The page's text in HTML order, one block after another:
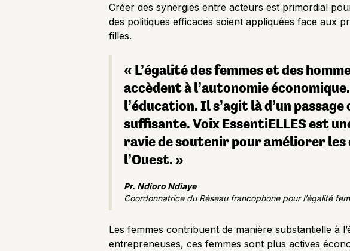
Créer des synergies entre acteurs est primordial
des politiques efficaces soient appliquées face aux
filles.
« L’égalité des femmes et des
accèdent à l’autonomie
l’éducation. Il s’agit là d’un
suffisante. Voix EssentiELLES est
ravie de soutenir pour améliorer les
l’Ouest. »
Pr. Ndioro Ndiaye
Coordonnatrice du Réseau francophone pour l’égalité
Les femmes contribuent de manière substantielle à
entrepreneuses, ces femmes sont plus actives